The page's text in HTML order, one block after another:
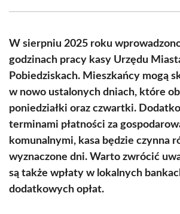
(Twitter)
W sierpniu 2025 roku
godzinach pracy kasy Urzędu
Pobiedziskach. Mieszkańcy mogą
w nowo ustalonych dniach, które
poniedziałki oraz czwartki.
terminami płatności za
komunalnymi, kasa będzie czynna
wyznaczone dni. Warto zwrócić
są także wpłaty w lokalnych
dodatkowych opłat.